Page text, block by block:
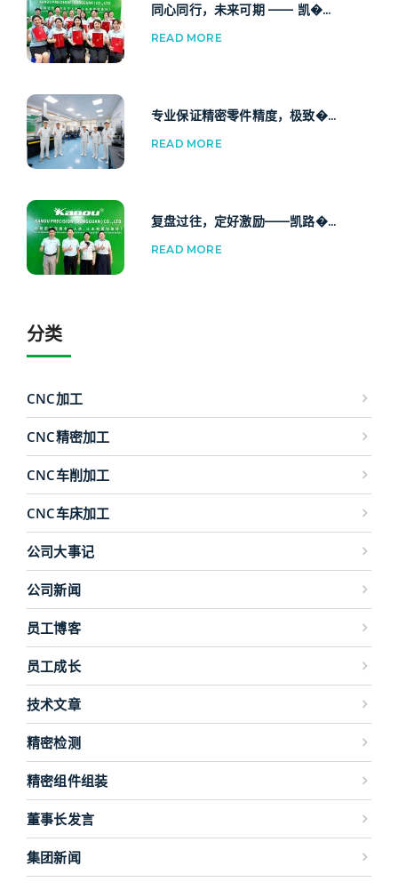
同心同行，未来可期 —— 凯�...
READ MORE
专业保证精密零件精度，极致�...
READ MORE
复盘过往，定好激励——凯路�...
READ MORE
分类
CNC加工
CNC精密加工
CNC车削加工
CNC车床加工
公司大事记
公司新闻
员工博客
员工成长
技术文章
精密检测
精密组件组装
董事长发言
集团新闻